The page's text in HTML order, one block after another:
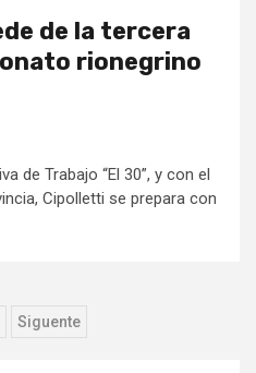
de la tercera
rionegrino
de Trabajo “El 30”, y con el
Cipolletti se prepara con
Siguente